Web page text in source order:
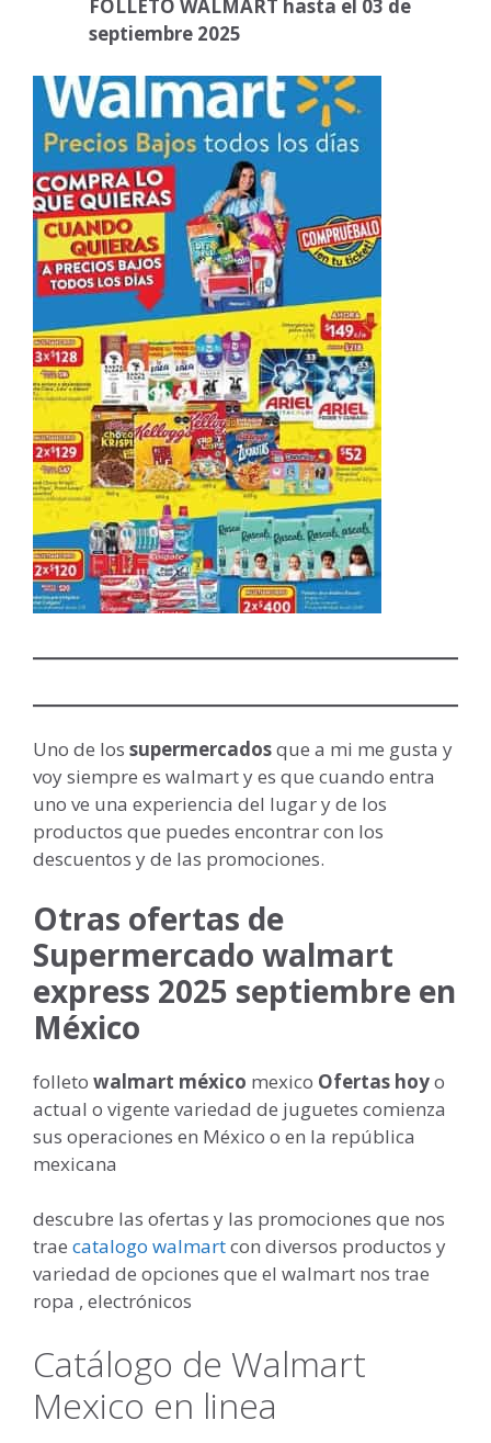
FOLLETO WALMART hasta el 03 de
septiembre 2025
Uno de los supermercadosque a mi me gusta y
voy siempre es walmart y es que cuando entra
uno ve una experiencia del lugar y de los
productos que puedes encontrar con los
descuentos y de las promociones.
Otras ofertas de
Supermercado walmart
express 2025 septiembre en
México
folleto walmart méxico mexico Ofertas hoyo
actual o vigente variedad de juguetes comienza
sus operaciones en México o en la república
mexicana
descubre las ofertas y las promociones que nos
trae catalogo walmartcon diversos productos y
variedad de opciones que el walmart nos trae
ropa , electrónicos
Catálogo de Walmart
Mexico en linea